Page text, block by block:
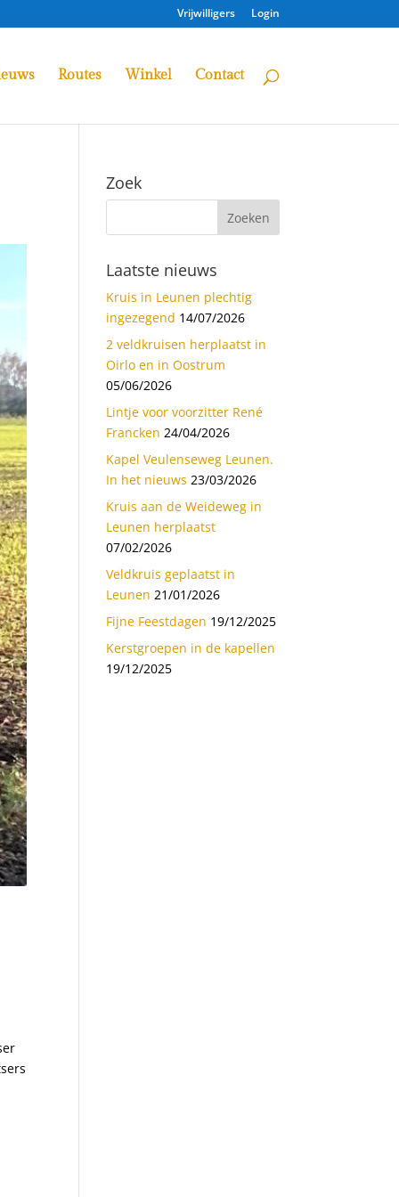
Vrijwilligers Login
Routes Winkel Contact
Zoek
Laatste nieuws
Kruis in Leunen plechtig
ingezegend 14/07/2026
2 veldkruisen herplaatst in
Oirlo en in Oostrum
05/06/2026
Lintje voor voorzitter René
Francken 24/04/2026
Kapel Veulenseweg Leunen.
In het nieuws 23/03/2026
Kruis aan de Weideweg in
Leunen herplaatst
07/02/2026
Veldkruis geplaatst in
Leunen 21/01/2026
Fijne Feestdagen 19/12/2025
Kerstgroepen in de kapellen
19/12/2025